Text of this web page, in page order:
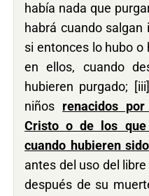
había nada que
habrá cuando
si entonces lo hubo o
en ellos, cuando
hubieren purgado;
niños renacidos
Cristo o de los que
cuando hubieren
antes del uso del
después de su